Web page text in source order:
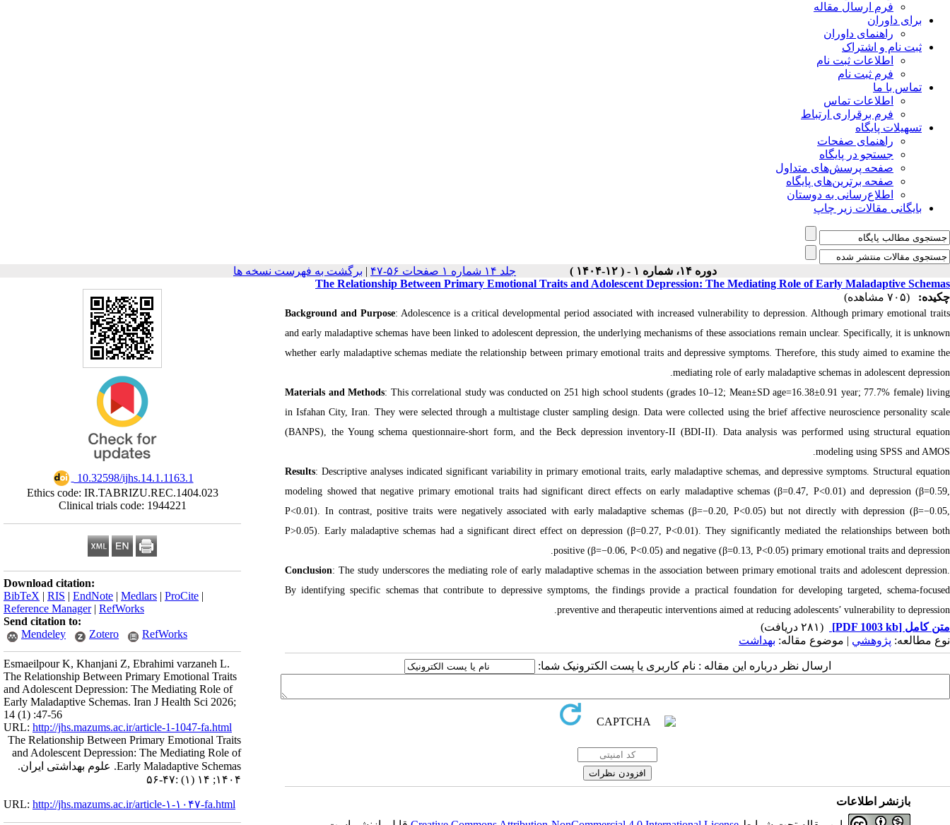
فرم ارسال مقاله
برای داوران
راهنمای داوران
ثبت نام و اشتراک
اطلاعات ثبت نام
فرم ثبت نام
تماس با ما
اطلاعات تماس
فرم برقراری ارتباط
تسهیلات پایگاه
راهنمای صفحات
جستجو در پایگاه
صفحه پرسش‌های متداول
صفحه برترین‌های پایگاه
اطلاع‌رسانی به دوستان
بایگانی مقالات زیر چاپ
دوره ۱۴، شماره ۱ - ( ۱۲-۱۴۰۴ ) جلد ۱۴ شماره ۱ صفحات ۵۶-۴۷ | برگشت به فهرست نسخه ها
‎ 10.32598/ijhs.14.1.1163.1
Ethics code: IR.TABRIZU.REC.1404.023
Clinical trials code: 1944221
Download citation:
BibTeX | RIS | EndNote | Medlars | ProCite |
Reference Manager| RefWorks
Send citation to:
Mendeley
Zotero RefWorks
Esmaeilpour K, Khanjani Z, Ebrahimi varzaneh L.
The Relationship Between Primary Emotional Traits
and Adolescent Depression: The Mediating Role of
Early Maladaptive Schemas. Iran J Health Sci 2026;
14 (1) :47-56
URL: http://jhs.mazums.ac.ir/article-1-1047-fa.html
The Relationship Between Primary Emotional Traits
and Adolescent Depression: The Mediating Role of
Early Maladaptive Schemas. علوم بهداشتی ایران.
۱۴۰۴; ۱۴ (۱) :۴۷-۵۶
URL: http://jhs.mazums.ac.ir/article-۱-۱۰۴۷-fa.html
The Relationship Between Primary Emotional Traits and Adolescent Depression: The Mediating Role of Early Maladaptive Schemas
چکیده:
(۷۰۵ مشاهده)
Background and Purpose: Adolescence is a critical developmental period associated with increased vulnerability to depression. Although primary emotional traits
and early maladaptive schemas have been linked to adolescent depression, the underlying mechanisms of these associations remain unclear. Specifically, it is unknown
whether early maladaptive schemas mediate the relationship between primary emotional traits and depressive symptoms. Therefore, this study aimed to examine the
mediating role of early maladaptive schemas in adolescent depression.
Materials and Methods: This correlational study was conducted on 251 high school students (grades 10–12; Mean±SD age=16.38±0.91 year; 77.7% female) living
in Isfahan City, Iran. They were selected through a multistage cluster sampling design. Data were collected using the brief affective neuroscience personality scale
(BANPS), the Young schema questionnaire-short form, and the Beck depression inventory-II (BDI-II). Data analysis was performed using structural equation
modeling using SPSS and AMOS.
Results: Descriptive analyses indicated significant variability in primary emotional traits, early maladaptive schemas, and depressive symptoms. Structural equation
modeling showed that negative primary emotional traits had significant direct effects on early maladaptive schemas (β=0.47, P<0.01) and depression (β=0.59,
P<0.01). In contrast, positive traits were negatively associated with early maladaptive schemas (β=−0.20, P<0.05) but not directly with depression (β=−0.05,
P>0.05). Early maladaptive schemas had a significant direct effect on depression (β=0.27, P<0.01). They significantly mediated the relationships between both
positive (β=−0.06, P<0.05) and negative (β=0.13, P<0.05) primary emotional traits and depression.
Conclusion: The study underscores the mediating role of early maladaptive schemas in the association between primary emotional traits and adolescent depression.
By identifying specific schemas that contribute to depressive symptoms, the findings provide a practical foundation for developing targeted, schema-focused
preventive and therapeutic interventions aimed at reducing adolescents’ vulnerability to depression.
متن کامل [PDF 1003 kb]
(۲۸۱ دریافت)
نوع مطالعه: پژوهشي | موضوع مقاله: بهداشت
ارسال نظر درباره این مقاله : نام کاربری یا پست الکترونیک شما:
بازنشر اطلاعات